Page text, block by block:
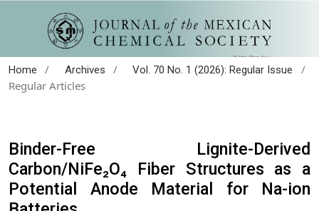
Home / Archives / Vol. 70 No. 1 (2026): Regular Issue
/
Regular Articles
Binder-Free Lignite-Derived
Carbon/NiFe₂O₄ Fiber Structures as a
Potential Anode Material for Na-ion